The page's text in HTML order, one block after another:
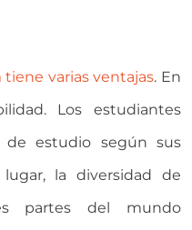
tiene varias ventajas. En
Los estudiantes
de estudio según sus
la diversidad de
partes del mundo